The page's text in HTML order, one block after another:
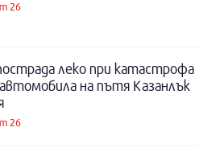
26
леко при катастрофа
на пътя Казанлък
26